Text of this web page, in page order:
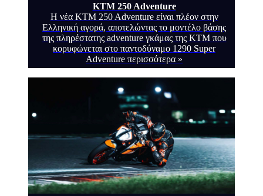
KTM 250 Adventure
H νέα KTM 250 Adventure είναι πλέον στην
Ελληνική αγορά, αποτελώντας το μοντέλο βάσης
της πληρέστατης adventure γκάμας της KTM που
κορυφώνεται στο παντοδύναμο 1290 Super
Adventure περισσότερα »